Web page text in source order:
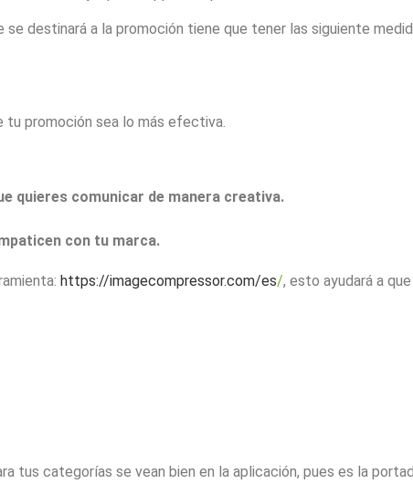
destinará a la promoción tiene que tener las siguiente
tu promoción sea lo más efectiva.
quieres comunicar de manera creativa.
con tu marca.
https://imagecompressor.com/es/, esto ayudará a
tus categorías se vean bien en la aplicación, pues es la